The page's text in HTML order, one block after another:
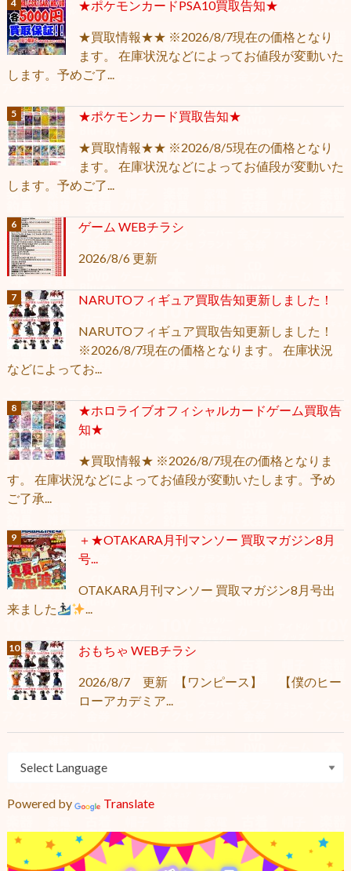
★ポケモンカードPSA10買取告知★
★買取情報★★ ※2026/8/7現在の価格となり
ます。 在庫状況などによってお値段が変動いた
します。予めご了...
★ポケモンカード買取告知★
★買取情報★★ ※2026/8/5現在の価格となり
ます。 在庫状況などによってお値段が変動いた
します。予めご了...
ゲーム WEBチラシ
2026/8/6 更新
NARUTOフィギュア買取告知更新しました！
NARUTOフィギュア買取告知更新しました！
※2026/8/7現在の価格となります。 在庫状況
などによってお...
★ホロライブオフィシャルカードゲーム買取告
知★
★買取情報★ ※2026/8/7現在の価格となりま
す。 在庫状況などによってお値段が変動いたします。予め
ご了承...
＋★OTAKARA月刊マンソー 買取マガジン8月
号...
OTAKARA月刊マンソー 買取マガジン8月号出
来ました
...
おもちゃ WEBチラシ
2026/8/7 更新 【ワンピース】 【僕のヒー
ローアカデミア...
Powered by Translate